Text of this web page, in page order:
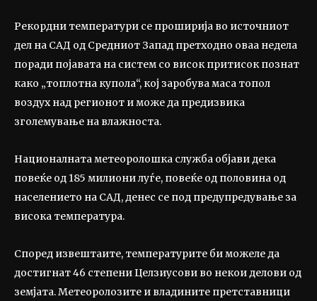
Рекордни температури се проширија во источниот
дел на САД од Средниот Запад претходно оваа недела
поради појавата на систем со висок притисок познат
како „топлотна купола“, кој заробува маса топол
воздух над регионот и може да предизвика
зголемување на влажноста.
Националната метеоролошка служба објави дека
повеќе од 185 милиони луѓе, повеќе од половина од
населението на САД, денес се под предупредување за
висока температура.
Според извештаите, температурите би можеле да
достигнат 46 степени Целзиусови во некои делови од
земјата. Метеоролозите и владините претставници